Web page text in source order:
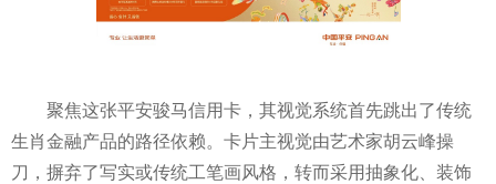
聚焦这张平安骏马信用卡，其视觉系统首先跳出了传统
生肖金融产品的路径依赖。卡片主视觉由艺术家胡云峰操
刀，摒弃了写实或传统工笔画风格，转而采用抽象化、装饰